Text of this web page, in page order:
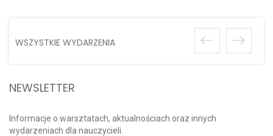
WSZYSTKIE WYDARZENIA
NEWSLETTER
Informacje o warsztatach, aktualnościach oraz innych
wydarzeniach dla nauczycieli.